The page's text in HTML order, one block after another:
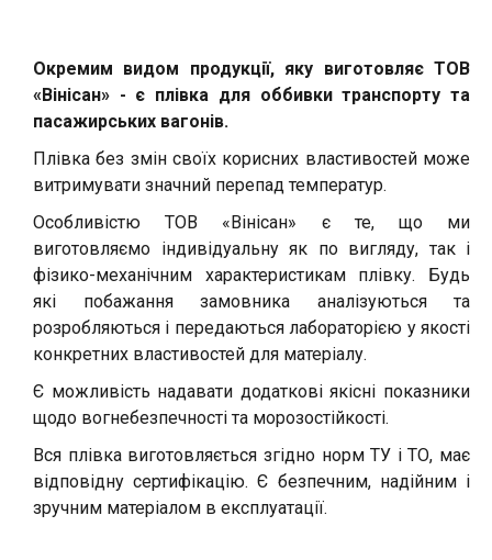
Окремим видом продукції, яку виготовляє ТОВ
«Вінісан» - є плівка для оббивки транспорту та
пасажирських вагонів.
Плівка без змін своїх корисних властивостей може
витримувати значний перепад температур.
Особливістю ТОВ «Вінісан» є те, що ми
виготовляємо індивідуальну як по вигляду, так і
фізико-механічним характеристикам плівку. Будь
які побажання замовника аналізуються та
розробляються і передаються лабораторією у якості
конкретних властивостей для матеріалу.
Є можливість надавати додаткові якісні показники
щодо вогнебезпечності та морозостійкості.
Вся плівка виготовляється згідно норм ТУ і ТО, має
відповідну сертифікацію. Є безпечним, надійним і
зручним матеріалом в експлуатації.